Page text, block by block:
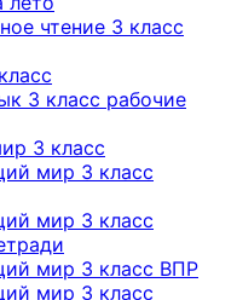
чтение 3 класс
3 класс рабочие
3 класс
мир 3 класс
мир 3 класс
мир 3 класс ВПР
мир 3 класс